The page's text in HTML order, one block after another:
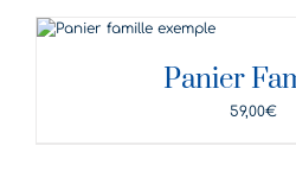
DÉTAILS
Panier
59,00€